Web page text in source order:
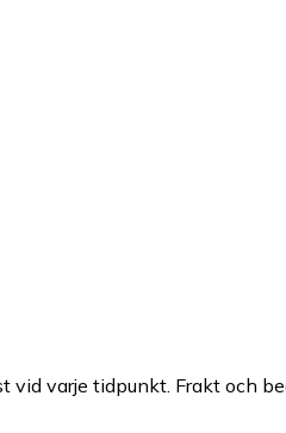
vid varje tidpunkt. Frakt och